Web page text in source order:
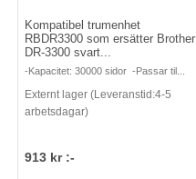
Kompatibel trumenhet
RBDR3300 som ersätter Brother
DR-3300 svart...
-Kapacitet: 30000 sidor -Passar til...
Externt lager (Leveranstid:4-5
arbetsdagar)
913 kr :-